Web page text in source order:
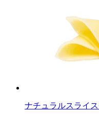
ナチュラルスライ